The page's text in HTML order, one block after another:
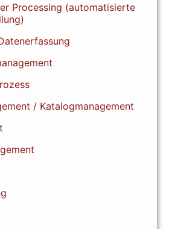
Processing (automatisierte
/ Katalogmanagement